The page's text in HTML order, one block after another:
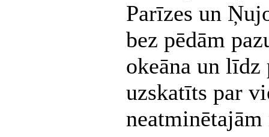
Parīzes un
bez pēdām
okeāna un
uzskatīts par